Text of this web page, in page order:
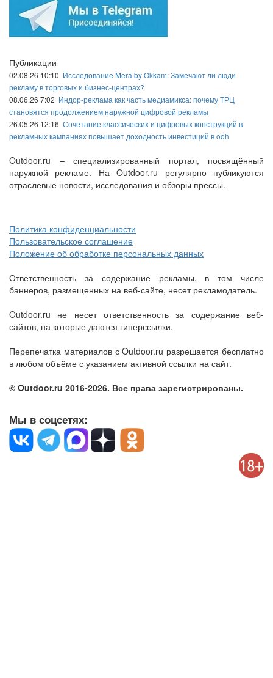
Публикации
02.08.26 10:10 Исследование Mera by Okkam: Замечают ли люди
рекламу в торговых и бизнес-центрах?
08.06.26 7:02 Индор-реклама как часть медиамикса: почему ТРЦ
становятся продолжением наружной цифровой рекламы
26.05.26 12:16 Сочетание классических и цифровых конструкций в
рекламных кампаниях повышает доходность инвестиций в ooh
Outdoor.ru – специализированный портал, посвящённый
наружной рекламе. На Outdoor.ru регулярно публикуются
отраслевые новости, исследования и обзоры прессы.
Политика конфиденциальности
Пользовательское соглашение
Положение об обработке персональных данных
Ответственность за содержание рекламы, в том числе
баннеров, размещенных на веб-сайте, несет рекламодатель.
Outdoor.ru не несет ответственность за содержание веб-
сайтов, на которые даются гиперссылки.
Перепечатка материалов с Outdoor.ru разрешается бесплатно
в любом объёме с указанием активной ссылки на сайт.
© Outdoor.ru 2016-2026. Все права зарегистрированы.
Мы в соцсетях: